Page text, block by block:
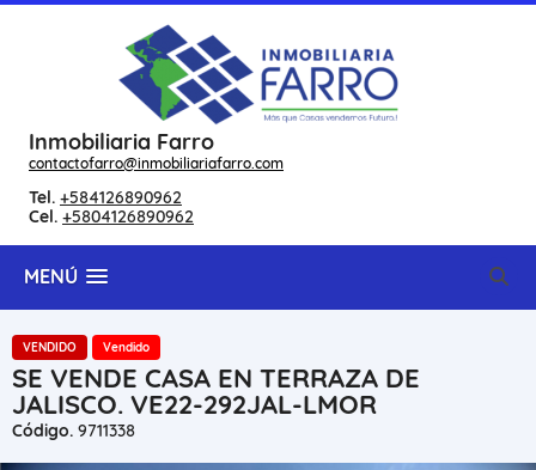
Inmobiliaria Farro
contactofarro@inmobiliariafarro.com
Tel. +584126890962
Cel. +5804126890962
MENÚ
VENDIDO Vendido
SE VENDE CASA EN TERRAZA DE
JALISCO. VE22-292JAL-LMOR
Código. 9711338